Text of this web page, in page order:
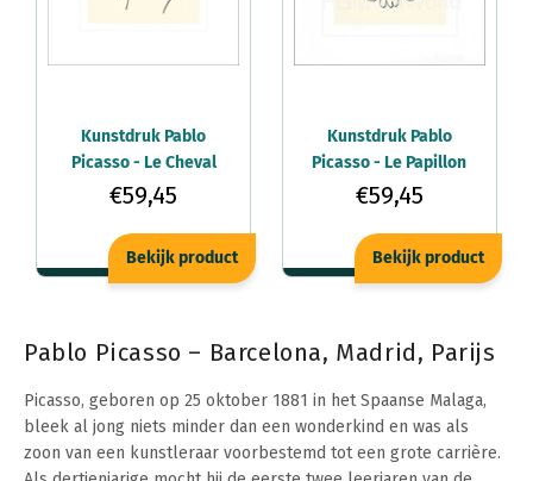
Kunstdruk Pablo
Picasso - Le Cheval
50x60cm
€59,45
Bekijk product
Kunstdruk Pablo
Picasso - Le Papillon
50x60cm
€59,45
Bekijk product
Pablo Picasso – Barcelona, Madrid, Parijs
Picasso, geboren op 25 oktober 1881 in het Spaanse Malaga,
bleek al jong niets minder dan een wonderkind en was als
zoon van een kunstleraar voorbestemd tot een grote carrière.